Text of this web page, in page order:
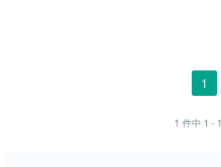
1
1 件中 1 - 1